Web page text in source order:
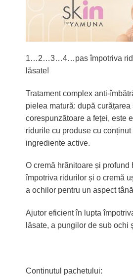
1…2…3…4…pas împotriva
lăsate!
Tratament complex anti-
pielea matură: după curățarea
corespunzătoare a feței, este
ridurile cu produse cu
ingrediente active.
O cremă hrănitoare și profund
împotriva ridurilor și o cremă
a ochilor pentru un aspect
Ajutor eficient în lupta
lăsate, a pungilor de sub ochi
Continutul pachetului: